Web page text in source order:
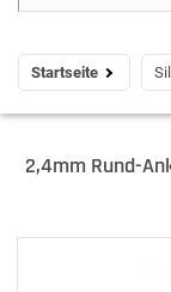
Startseite
2,4mm Rund-